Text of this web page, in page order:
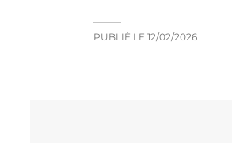
PUBLIÉ LE 12/02/2026